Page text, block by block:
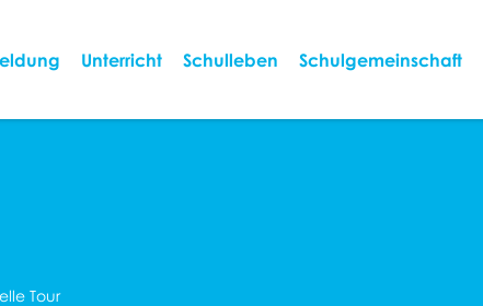
Unterricht Schulleben Schulgemeinschaft
Tour